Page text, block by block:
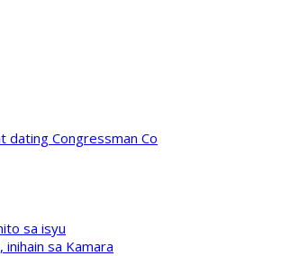
dating Congressman Co
sa isyu
sa Kamara